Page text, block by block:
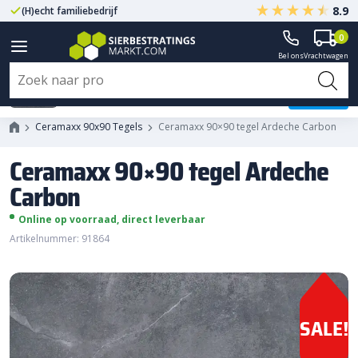
(H)echt familiebedrijf Gegarandeerd A-kwaliteit
8.9
Bel onsVrachtwagen
0
Ceramaxx 90x90 Tegels Ceramaxx 90×90 tegel Ardeche Carbon
Ceramaxx 90×90 tegel Ardeche
Carbon
Online op voorraad, direct leverbaar
Artikelnummer: 91864
SALE!
Ceramaxx 90x90 tegel Ardeche
Carbon